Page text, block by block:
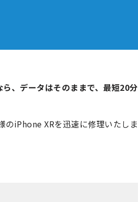
、データはそのままで、最短20分
のiPhone XRを迅速に修理いたしま